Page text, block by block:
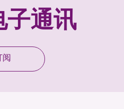
子通讯
阅